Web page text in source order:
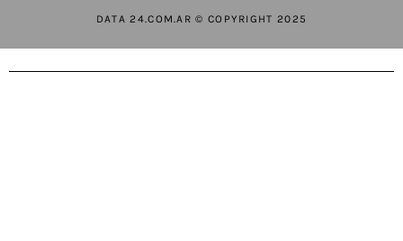
DATA 24.COM.AR © COPYRIGHT 2025